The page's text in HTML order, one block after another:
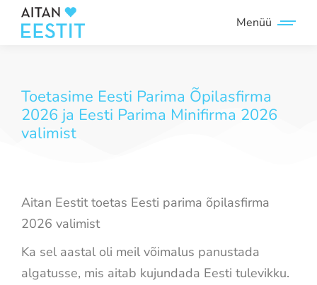
Toetasime Eesti Parima Õpilasfirma
2026 ja Eesti Parima Minifirma 2026
valimist
Aitan Eestit toetas Eesti parima õpilasfirma
2026 valimist
Ka sel aastal oli meil võimalus panustada
algatusse, mis aitab kujundada Eesti tulevikku.